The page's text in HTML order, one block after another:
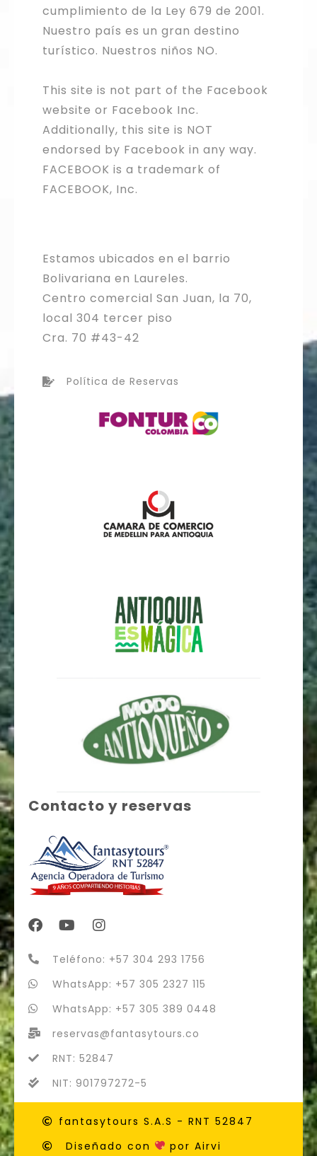
cumplimiento de la Ley 679 de 2001.
Nuestro país es un gran destino
turístico. Nuestros niños NO.
This site is not part of the Facebook
website or Facebook Inc.
Additionally, this site is NOT
endorsed by Facebook in any way.
FACEBOOK is a trademark of
FACEBOOK, Inc.
Estamos ubicados en el barrio
Bolivariana en Laureles.
Centro comercial San Juan, la 70,
local 304 tercer piso
Cra. 70 #43-42
Política de Reservas
Contacto y reservas
Teléfono: +57 304 293 1756
WhatsApp: +57 305 2327 115
WhatsApp: +57 305 389 0448
reservas@fantasytours.co
RNT: 52847
NIT: 901797272-5
fantasytours S.A.S - RNT 52847
Diseñado con
por Airvi